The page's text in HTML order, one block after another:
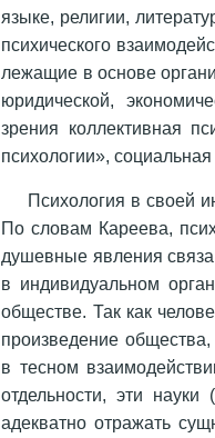
языке, религии,
психического
лежащие в основе
юридической,
зрения коллективная
психологии»,
Психология в своей
По словам Кареева,
душевные явления
в индивидуальном
обществе. Так как
произведение
в тесном
отдельности, эти науки
адекватно отражать